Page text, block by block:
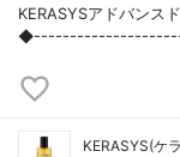
KERASYSアドバンス
◆-----------------------
KERASYS(ケ